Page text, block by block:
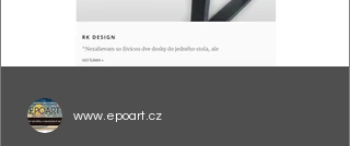
www.epoart.cz